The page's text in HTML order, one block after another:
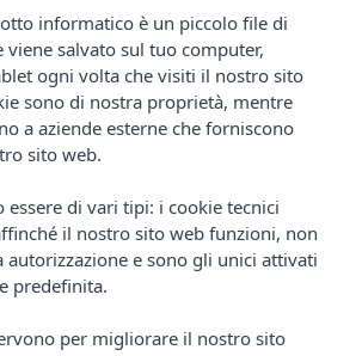
vigente in materia di protezione
informiamo che i dati personali da lei
modulo di registrazione elettronica che
pagina saranno raccolti in file il cui
SL
disposizioni di tale normativa, il Titolare
esercitare i suoi diritti di accesso,
opposizione, limitazione del
individualizzate, inclusa la
informatico è un piccolo file di
salvato sul tuo computer,
ogni volta che visiti il nostro sito
sono di nostra proprietà, mentre
a aziende esterne che forniscono
sito web.
essere di vari tipi: i cookie tecnici
il nostro sito web funzioni, non
autorizzazione e sono gli unici attivati
predefinita.
per migliorare il nostro sito
informatico è un piccolo file di
salvato sul tuo computer,
ogni volta che visiti il nostro sito
sono di nostra proprietà, mentre
a aziende esterne che forniscono
sito web.
essere di vari tipi: i cookie tecnici
il nostro sito web funzioni, non
autorizzazione e sono gli unici attivati
predefinita.
per migliorare il nostro sito